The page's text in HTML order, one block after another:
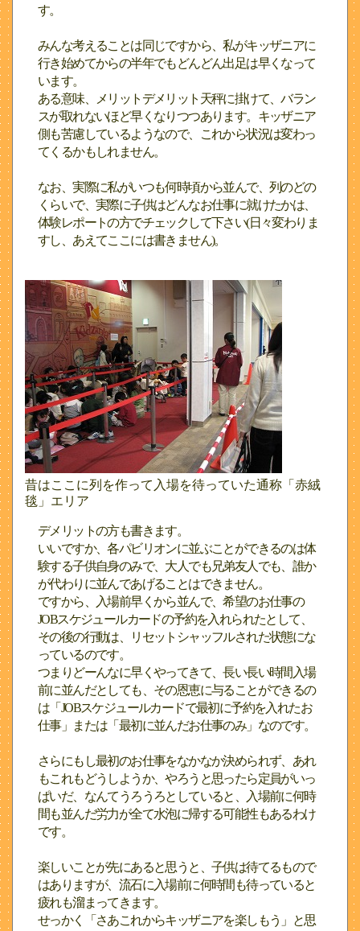
す。
みんな考えることは同じですから、私がキッザニアに
行き始めてからの半年でもどんどん出足は早くなって
います。
ある意味、メリットデメリット天秤に掛けて、バラン
スが取れないほど早くなりつつあります。キッザニア
側も苦慮しているようなので、これから状況は変わっ
てくるかもしれません。
なお、実際に私がいつも何時頃から並んで、列のどの
くらいで、実際に子供はどんなお仕事に就けたかは、
体験レポートの方でチェックして下さい(日々変わりま
すし、あえてここには書きません)。
昔はここに列を作って入場を待っていた通称「赤絨
毯」エリア
デメリットの方も書きます。
いいですか、各パビリオンに並ぶことができるのは体
験する子供自身のみで、大人でも兄弟友人でも、誰か
が代わりに並んであげることはできません。
ですから、入場前早くから並んで、希望のお仕事の
JOBスケジュールカードの予約を入れられたとして、
その後の行動は、リセットシャッフルされた状態にな
っているのです。
つまりどーんなに早くやってきて、長い長い時間入場
前に並んだとしても、その恩恵に与ることができるの
は「JOBスケジュールカードで最初に予約を入れたお
仕事」または「最初に並んだお仕事のみ」なのです。
さらにもし最初のお仕事をなかなか決められず、あれ
もこれもどうしようか、やろうと思ったら定員がいっ
ぱいだ、なんてうろうろとしていると、入場前に何時
間も並んだ労力が全て水泡に帰する可能性もあるわけ
です。
楽しいことが先にあると思うと、子供は待てるもので
はありますが、流石に入場前に何時間も待っていると
疲れも溜まってきます。
せっかく「さあこれからキッザニアを楽しもう」と思